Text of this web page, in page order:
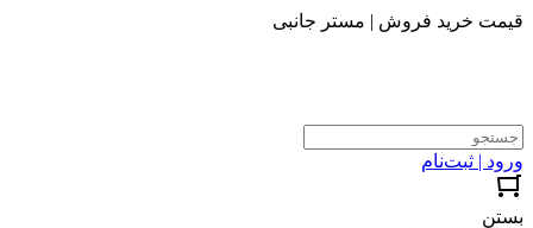
قیمت خرید فروش | مستر جانبی
ورود | ثبت‌نام
بستن